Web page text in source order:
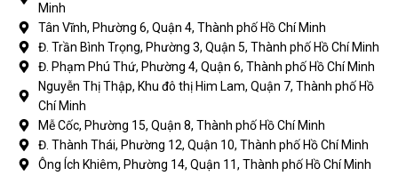
Minh
Tân Vĩnh, Phường 6, Quận 4, Thành phố Hồ Chí Minh
Đ. Trần Bình Trọng, Phường 3, Quận 5, Thành phố Hồ Chí Minh
Đ. Phạm Phú Thứ, Phường 4, Quận 6, Thành phố Hồ Chí Minh
Nguyễn Thị Thập, Khu đô thị Him Lam, Quận 7, Thành phố Hồ
Chí Minh
Mễ Cốc, Phường 15, Quận 8, Thành phố Hồ Chí Minh
Đ. Thành Thái, Phường 12, Quận 10, Thành phố Hồ Chí Minh
Ông Ích Khiêm, Phường 14, Quận 11, Thành phố Hồ Chí Minh